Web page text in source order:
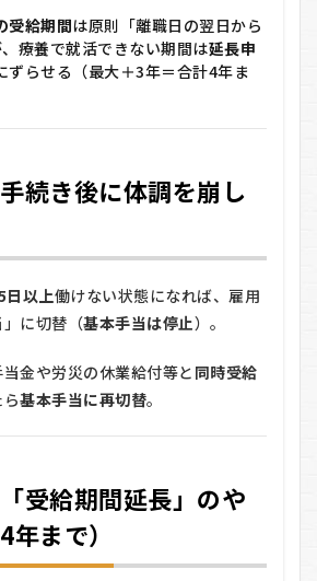
受給期間は原則「離職日の翌日から
療養で就活できない期間は延長申
ずらせる（最大＋3年＝合計4年ま
続き後に体調を崩し
日以上働けない状態になれば、雇用
に切替（基本手当は停止）。
金や労災の休業給付等と 同時受給
ら基本手当に再切替。
受給期間延長」のや
まで）